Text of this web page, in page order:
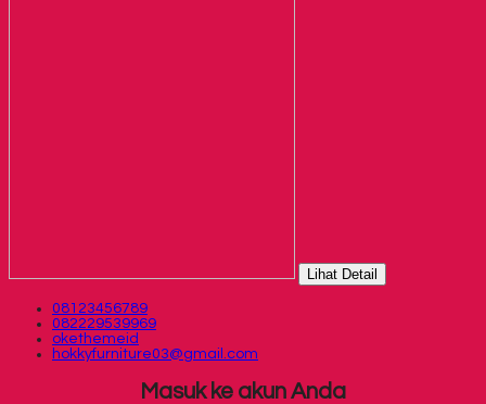
Lihat Detail
08123456789
082229539969
okethemeid
hokkyfurniture03@gmail.com
Masuk ke akun Anda